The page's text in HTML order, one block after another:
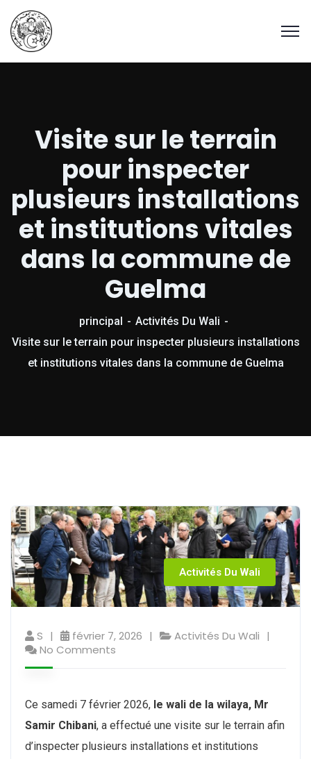
Visite sur le terrain
pour inspecter
plusieurs installations
et institutions vitales
dans la commune de
Guelma
principal
Activités Du Wali
Visite sur le terrain pour inspecter plusieurs installations
et institutions vitales dans la commune de Guelma
Activités Du Wali
S février 7, 2026
Activités Du Wali
No Comments
Ce samedi 7 février 2026, le wali de la wilaya, Mr
Samir Chibani, a effectué une visite sur le terrain afin
d’inspecter plusieurs installations et institutions